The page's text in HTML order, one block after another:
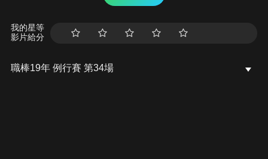
我的星等
影片給分
職棒19年 例行賽 第34場